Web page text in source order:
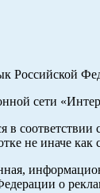
Российской
сети
в
не иначе как
о